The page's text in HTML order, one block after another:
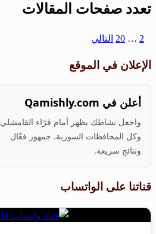
تعدد صفحات المقالات
2
…
20 التالي
الإعلان في الموقع
أعلن في Qamishly.com
واجعل نشاطك يظهر أمام قرّاء القامشلي
وكل المحافظات السورية. جمهور فعّال
ونتائج سريعة.
قناتنا على الواتساب